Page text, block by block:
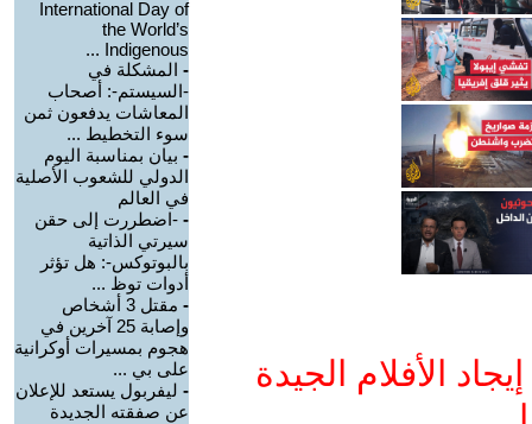
الأفلام الجيدة
International Day of
the World’s
Indigenous ...
- المشكلة في
-السيستم-: أصحاب
المعاشات يدفعون ثمن
سوء التخطيط ...
- بيان بمناسبة اليوم
الدولي للشعوب الأصلية
في العالم
- -اضطررت إلى حقن
سيرتي الذاتية
بالبوتوكس-: هل تؤثر
أدوات توظ ...
-
مقتل 3 أشخاص
وإصابة 25 آخرين في
هجوم بمسيرات أوكرانية
على بي ...
- ليفربول يستعد للإعلان
عن صفقته الجديدة